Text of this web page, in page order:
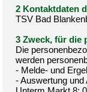
2 Kontaktdaten
TSV Bad
3 Zweck, für die
Die
werden
- Melde- und
- Auswertung